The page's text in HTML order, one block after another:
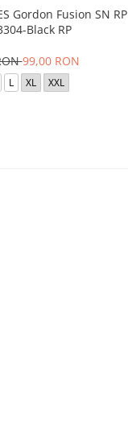
Gordon Fusion SN RP
Black RP
99,00 RON
L XL XXL